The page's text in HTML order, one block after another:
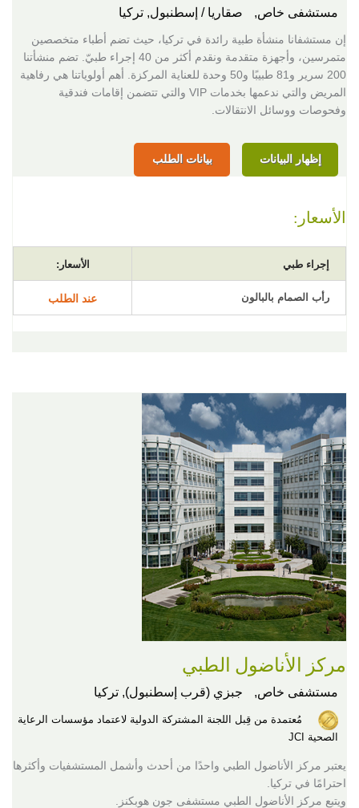
مستشفى خاص, صقاريا / إسطنبول, تركيا
إن مستشفانا منشأة طبية رائدة في تركيا، حيث تضم أطباء متخصصين
متمرسين، وأجهزة متقدمة ونقدم أكثر من 40 إجراء طبيّ. تضم منشأتنا
200 سرير و81 طبيبًا و50 وحدة للعناية المركزة. أهم أولوياتنا هي رفاهية
المريض والتي ندعمها بخدمات VIP والتي تتضمن إقامات فندقية
وفحوصات ووسائل الانتقالات.
إظهار البيانات بيانات الطلب
الأسعار:
إجراء طبي الأسعار:
رأب الصمام بالبالون عند الطلب
مركز الأناضول الطبي
مستشفى خاص, جبزي (قرب إسطنبول), تركيا
مُعتمدة من قِبل اللجنة المشتركة الدولية لاعتماد مؤسسات الرعاية
الصحية JCI
يعتبر مركز الأناضول الطبي واحدًا من أحدث وأشمل المستشفيات وأكثرها
احترامًا في تركيا.
ويتبع مركز الأناضول الطبي مستشفى جون هوبكنز.